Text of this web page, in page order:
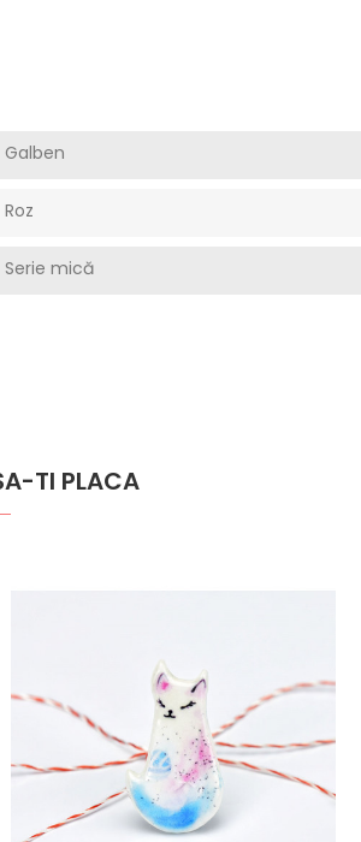
Galben
Roz
Serie mică
TI PLACA